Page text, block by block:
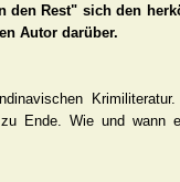
den Rest" sich den
Autor darüber.
Ende. Wie und wann